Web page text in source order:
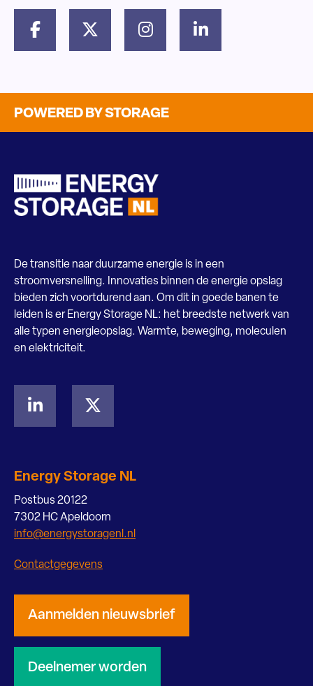
POWERED BY STORAGE
De transitie naar duurzame energie is in een
stroomversnelling. Innovaties binnen de energie opslag
bieden zich voortdurend aan. Om dit in goede banen te
leiden is er Energy Storage NL: het breedste netwerk van
alle typen energieopslag. Warmte, beweging, moleculen
en elektriciteit.
Energy Storage NL
Postbus 20122
7302 HC Apeldoorn
info@energystoragenl.nl
Contactgegevens
Aanmelden nieuwsbrief
Deelnemer worden